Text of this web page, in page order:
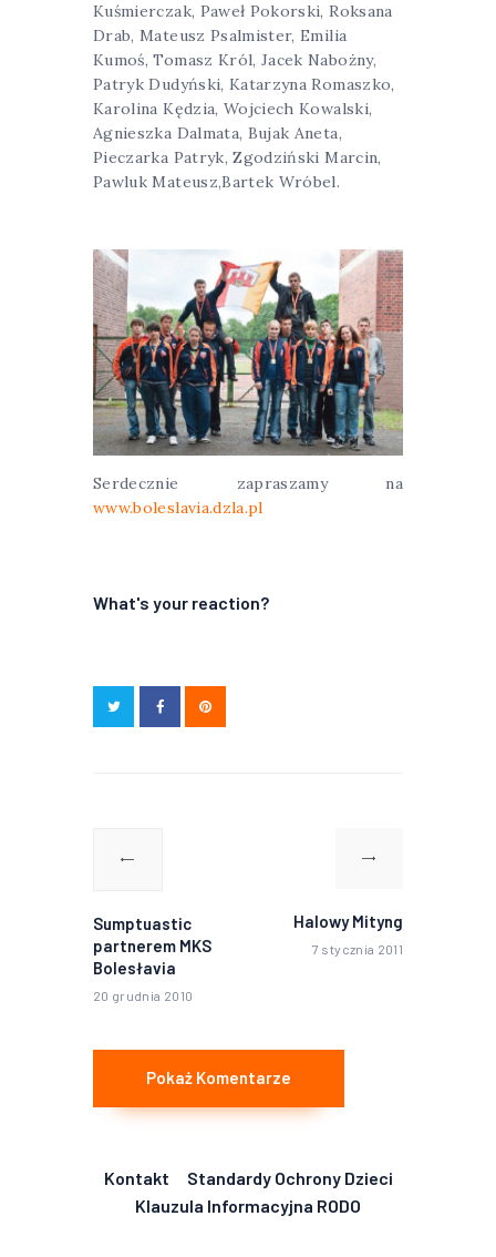
Kuśmierczak, Paweł Pokorski, Roksana
Drab, Mateusz Psalmister, Emilia
Kumoś, Tomasz Król, Jacek Nabożny,
Patryk Dudyński, Katarzyna Romaszko,
Karolina Kędzia, Wojciech Kowalski,
Agnieszka Dalmata, Bujak Aneta,
Pieczarka Patryk, Zgodziński Marcin,
Pawluk Mateusz,Bartek Wróbel.
Serdecznie zapraszamy na
www.boleslavia.dzla.pl
What's your reaction?
Sumptuastic
partnerem MKS
Bolesłavia
20 grudnia 2010
Halowy Mityng
7 stycznia 2011
Pokaż Komentarze
Kontakt
Standardy Ochrony Dzieci
Klauzula Informacyjna RODO